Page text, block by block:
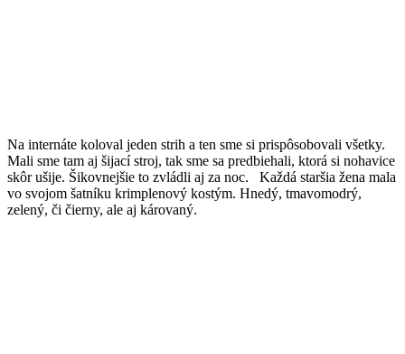
Na internáte koloval jeden strih a ten sme si prispôsobovali všetky.
Mali sme tam aj šijací stroj, tak sme sa predbiehali, ktorá si nohavice
skôr ušije. Šikovnejšie to zvládli aj za noc. Každá staršia žena mala
vo svojom šatníku krimplenový kostým. Hnedý, tmavomodrý,
zelený, či čierny, ale aj károvaný.